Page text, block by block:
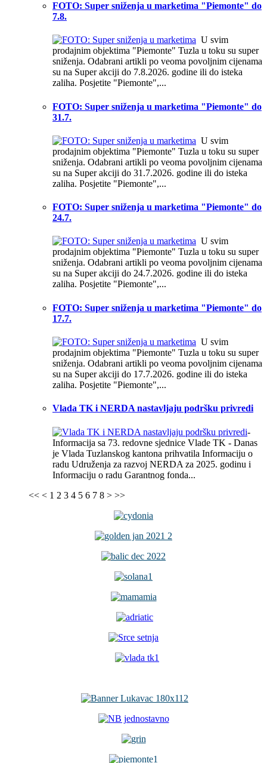
FOTO: Super sniženja u marketima "Piemonte" do
7.8.
U svim
prodajnim objektima "Piemonte" Tuzla u toku su super
sniženja. Odabrani artikli po veoma povoljnim cijenama
su na Super akciji do 7.8.2026. godine ili do isteka
zaliha. Posjetite "Piemonte",...
FOTO: Super sniženja u marketima "Piemonte" do
31.7.
U svim
prodajnim objektima "Piemonte" Tuzla u toku su super
sniženja. Odabrani artikli po veoma povoljnim cijenama
su na Super akciji do 31.7.2026. godine ili do isteka
zaliha. Posjetite "Piemonte",...
FOTO: Super sniženja u marketima "Piemonte" do
24.7.
U svim
prodajnim objektima "Piemonte" Tuzla u toku su super
sniženja. Odabrani artikli po veoma povoljnim cijenama
su na Super akciji do 24.7.2026. godine ili do isteka
zaliha. Posjetite "Piemonte",...
FOTO: Super sniženja u marketima "Piemonte" do
17.7.
U svim
prodajnim objektima "Piemonte" Tuzla u toku su super
sniženja. Odabrani artikli po veoma povoljnim cijenama
su na Super akciji do 17.7.2026. godine ili do isteka
zaliha. Posjetite "Piemonte",...
Vlada TK i NERDA nastavljaju podršku privredi
-
Informacija sa 73. redovne sjednice Vlade TK - Danas
je Vlada Tuzlanskog kantona prihvatila Informaciju o
radu Udruženja za razvoj NERDA za 2025. godinu i
Informaciju o radu Garantnog fonda...
<< < 1 2 3 4 5 6 7 8 > >>